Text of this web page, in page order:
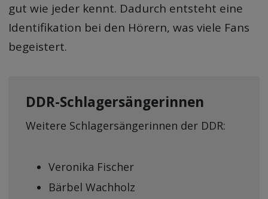
gut wie jeder kennt. Dadurch entsteht eine
Identifikation bei den Hörern, was viele Fans
begeistert.
DDR-Schlagersängerinnen
Weitere Schlagersängerinnen der DDR:
Veronika Fischer
Bärbel Wachholz